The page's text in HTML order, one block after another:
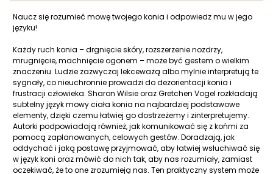
Naucz się rozumieć mowę twojego konia i odpowiedz mu w jego
języku!
Każdy ruch konia – drgnięcie skóry, rozszerzenie nozdrzy,
mrugnięcie, machnięcie ogonem – może być gestem o wielkim
znaczeniu. Ludzie zazwyczaj lekceważą albo mylnie interpretują te
sygnały, co nieuchronnie prowadzi do dezorientacji konia i
frustracji człowieka. Sharon Wilsie oraz Gretchen Vogel rozkładają
subtelny język mowy ciała konia na najbardziej podstawowe
elementy, dzięki czemu łatwiej go dostrzeżemy i zinterpretujemy.
Autorki podpowiadają również, jak komunikować się z końmi za
pomocą zaplanowanych, celowych gestów. Doradzają, jak
oddychać i jaką postawę przyjmować, aby łatwiej wsłuchiwać się
w język koni oraz mówić do nich tak, aby nas rozumiały, zamiast
oczekiwać, że to one zrozumieją nas. Ten praktyczny system może